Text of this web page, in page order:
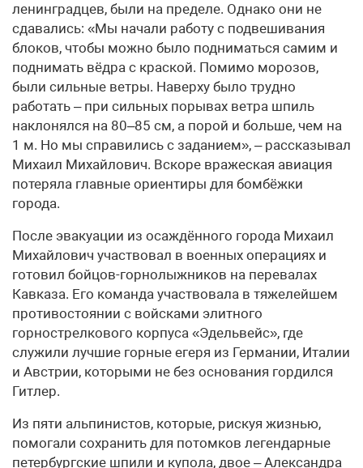
ленинградцев, были на пределе. Однако они не
сдавались: «Мы начали работу с подвешивания
блоков, чтобы можно было подниматься самим и
поднимать вёдра с краской. Помимо морозов,
были сильные ветры. Наверху было трудно
работать – при сильных порывах ветра шпиль
наклонялся на 80–85 см, а порой и больше, чем на
1 м. Но мы справились с заданием», – рассказывал
Михаил Михайлович. Вскоре вражеская авиация
потеряла главные ориентиры для бомбёжки
города.
После эвакуации из осаждённого города Михаил
Михайлович участвовал в военных операциях и
готовил бойцов-горнолыжников на перевалах
Кавказа. Его команда участвовала в тяжелейшем
противостоянии с войсками элитного
горнострелкового корпуса «Эдельвейс», где
служили лучшие горные егеря из Германии, Италии
и Австрии, которыми не без основания гордился
Гитлер.
Из пяти альпинистов, которые, рискуя жизнью,
помогали сохранить для потомков легендарные
петербургские шпили и купола, двое – Александра